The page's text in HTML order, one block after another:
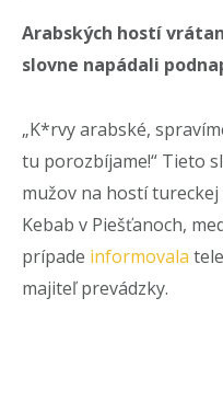
Arabských hostí
slovne napádali
„K*rvy arabské,
tu porozbíjame!“ Tieto
mužov na hostí
Kebab v Piešťanoch,
prípade informovala
majiteľ prevádzky.